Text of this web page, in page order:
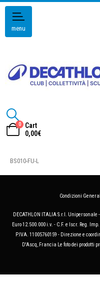
menu
0
Cart
0,00€
BS010-FU-L
Condizioni
DECATHLON ITALIA S.r.l.
Euro 12.500.000 i.v. - C.F. e Iscr. Reg.
P.IVA. 11005760159 - Direzione e
D'Ascq, Francia Le foto dei prodotti